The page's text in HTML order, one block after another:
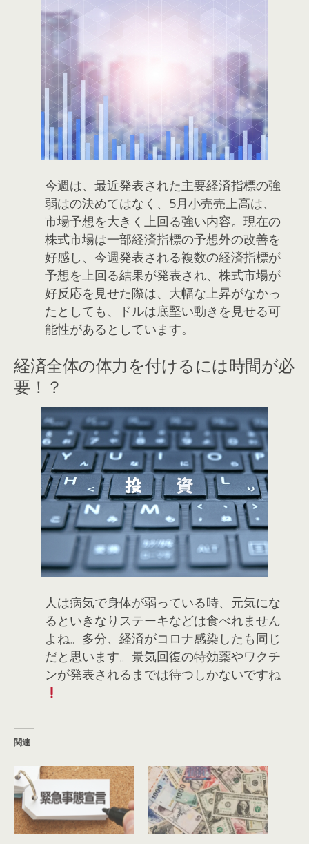
今週は、最近発表された主要経済指標の強
弱はの決めてはなく、5月小売売上高は、
市場予想を大きく上回る強い内容。現在の
株式市場は一部経済指標の予想外の改善を
好感し、今週発表される複数の経済指標が
予想を上回る結果が発表され、株式市場が
好反応を見せた際は、大幅な上昇がなかっ
たとしても、ドルは底堅い動きを見せる可
能性があるとしています。
経済全体の体力を付けるには時間が必
要！？
人は病気で身体が弱っている時、元気にな
るといきなりステーキなどは食べれません
よね。多分、経済がコロナ感染したも同じ
だと思います。景気回復の特効薬やワクチ
ンが発表されるまでは待つしかないですね
関連